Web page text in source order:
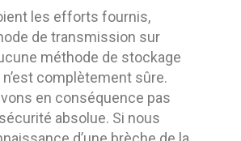
les efforts fournis,
de transmission sur
méthode de stockage
complètement sûre.
en conséquence pas
absolue. Si nous